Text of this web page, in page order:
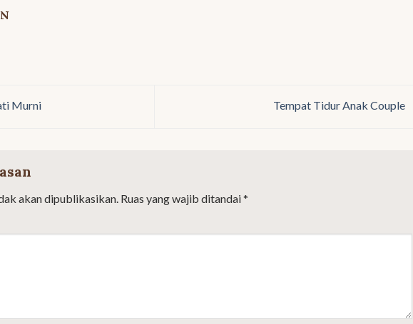
Murni Tempat Tidur Anak Couple
akan dipublikasikan. Ruas yang wajib ditandai*